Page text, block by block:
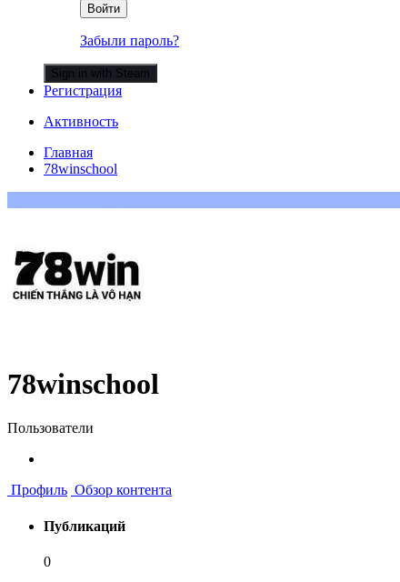
Войти
Забыли пароль?
Sign in with Steam
Регистрация
Активность
Главная
78winschool
78winschool
Пользователи
Профиль Обзор контента
Публикаций
0